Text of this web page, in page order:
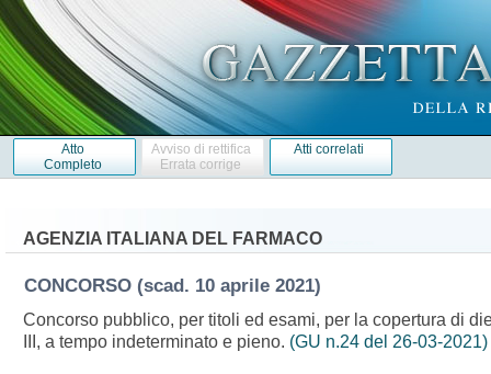
Atto
Completo
Avviso di rettifica
Errata corrige
Atti correlati
AGENZIA ITALIANA DEL FARMACO
CONCORSO (scad. 10 aprile 2021)
Concorso pubblico, per titoli ed esami, per la copertura di
III, a tempo indeterminato e pieno. (GU n.24 del 26-03-2021)